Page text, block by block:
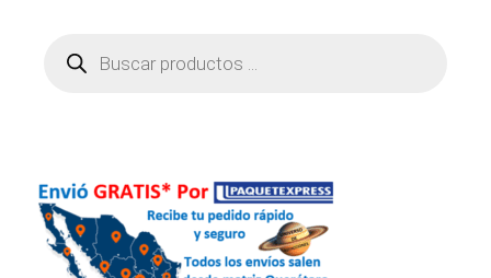
productos